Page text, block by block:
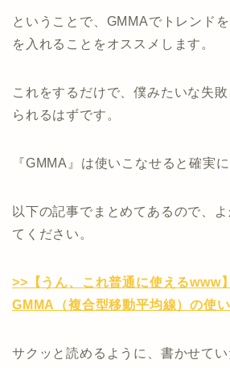
ということで、GMMAでトレンド
を入れることをオススメします。
これをするだけで、僕みたいな失
られるはずです。
『GMMA』は使いこなせると確実
以下の記事でまとめてあるので、
てください。
>>【うん、これ普通に使えるwww
GMMA（複合型移動平均線）の使
サクッと読めるように、書かせて